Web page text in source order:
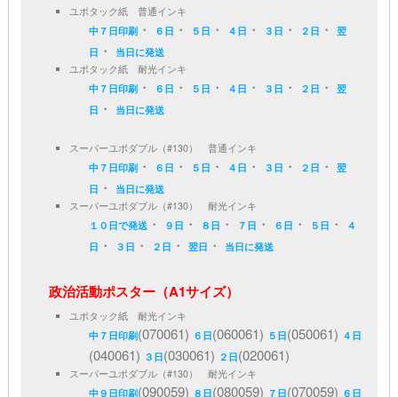
ユポタック紙 普通インキ
中７日印刷 ・ ６日 ・ ５日 ・ ４日 ・ ３日 ・ ２日 ・翌
日 ・
当日に発送
ユポタック紙 耐光インキ
中７日印刷 ・ ６日 ・ ５日 ・ ４日 ・ ３日 ・ ２日 ・翌
日 ・ 当日に発送
スーパーユポダブル（#130） 普通インキ
中７日印刷 ・ ６日 ・ ５日 ・ ４日 ・ ３日 ・ ２日 ・翌
日 ・
当日に発送
スーパーユポダブル（#130） 耐光インキ
１０日で発送 ・ ９日 ・ ８日 ・ ７日 ・ ６日 ・ ５日 ・
４
日 ・ ３日 ・ ２日 ・翌日 ・ 当日に発送
政治活動ポスター（A1サイズ）
ユポタック紙 耐光インキ
中７日印刷(070061) ６日(060061) ５日(050061) ４日
(040061) ３日(030061) ２日(020061)
スーパーユポダブル（#130） 耐光インキ
中９日印刷(090059) ８日(080059) ７日(070059) ６日